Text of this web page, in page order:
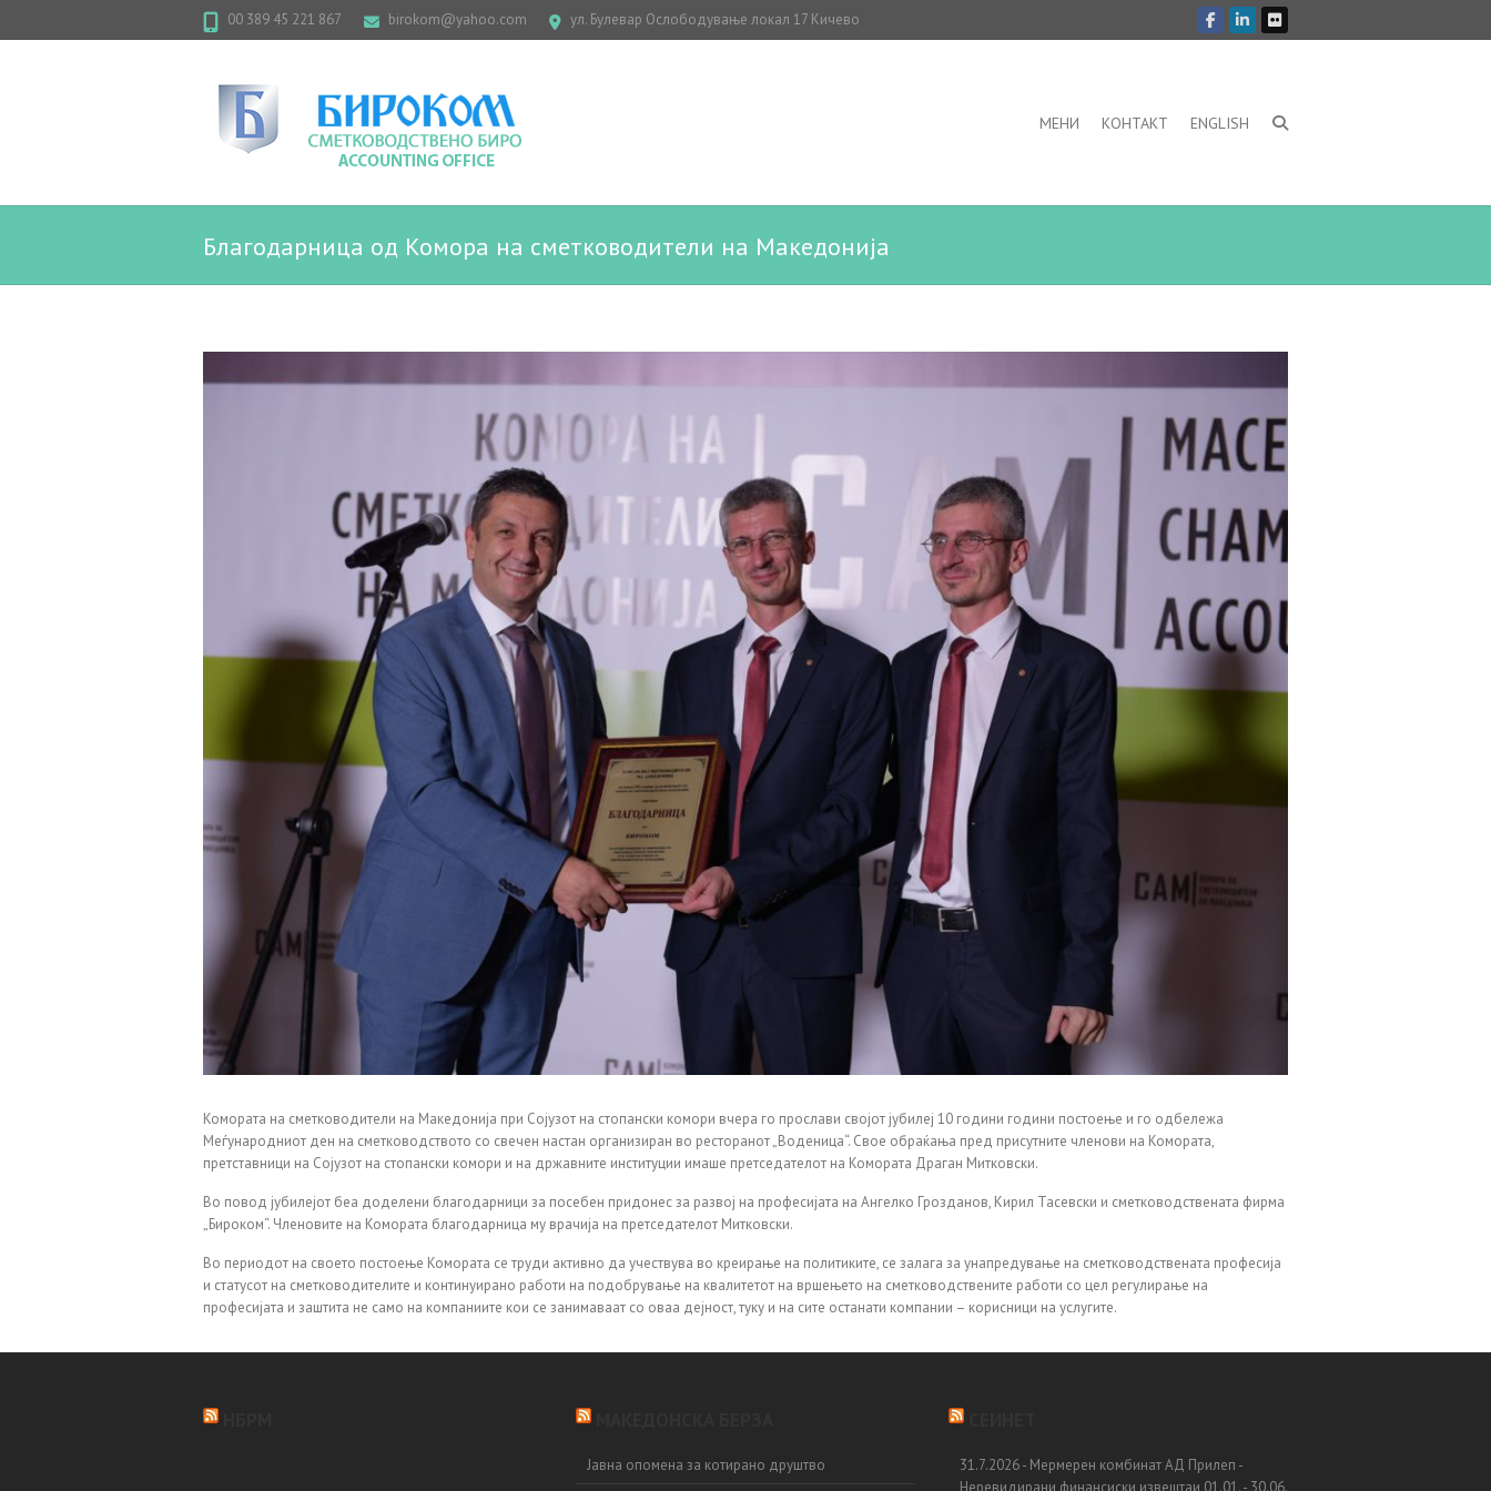
00 389 45 221 867 birokom@yahoo.com ул. Булевар Ослободување локал 17 Кичево
МЕНИ КОНТАКТ ENGLISH
Благодарница од Комора на сметководители на Македонија
Комората на сметководители на Македонија при Сојузот на стопански комори вчера го прослави својот јубилеј 10 години години постоење и го одбележа
Меѓународниот ден на сметководството со свечен настан организиран во ресторанот „Воденица“. Свое обраќања пред присутните членови на Комората,
претставници на Сојузот на стопански комори и на државните институции имаше претседателот на Комората Драган Митковски.
Во повод јубилејот беа доделени благодарници за посебен придонес за развој на професијата на Ангелко Грозданов, Кирил Тасевски и сметководствената фирма
„Бироком“. Членовите на Комората благодарница му врачија на претседателот Митковски.
Во периодот на своето постоење Комората се труди активно да учествува во креирање на политиките, се залага за унапредување на сметководствената професија
и статусот на сметководителите и континуирано работи на подобрување на квалитетот на вршењето на сметководствените работи со цел регулирање на
професијата и заштита не само на компаниите кои се занимаваат со оваа дејност, туку и на сите останати компании – корисници на услугите.
Јавна опомена за котирано друштво
31.7.2026 - Мермерен комбинат АД Прилеп -